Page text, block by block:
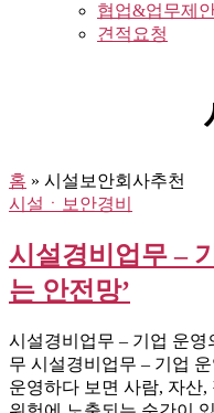
협업&업무제
견적요청
홈 » 시설보안회사추천
시설ㆍ보안경비
시설경비업무 –
는 안전망’
시설경비업무 – 기업 운영
무 시설경비업무 – 기업
운영하다 보면 사람, 자산,